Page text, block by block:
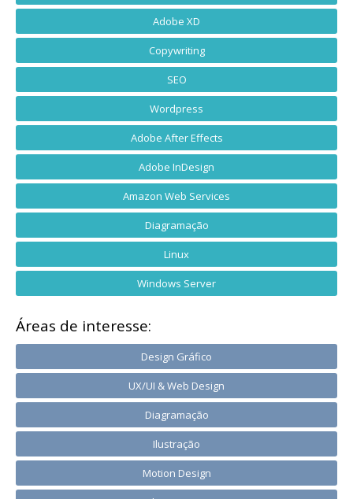
Adobe XD
Copywriting
SEO
Wordpress
Adobe After Effects
Adobe InDesign
Amazon Web Services
Diagramação
Linux
Windows Server
Áreas de interesse:
Design Gráfico
UX/UI & Web Design
Diagramação
Ilustração
Motion Design